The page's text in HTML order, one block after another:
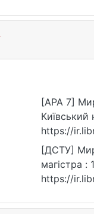
[APA 7]
Київський
https://
[ДСТУ]
магістра :
https://